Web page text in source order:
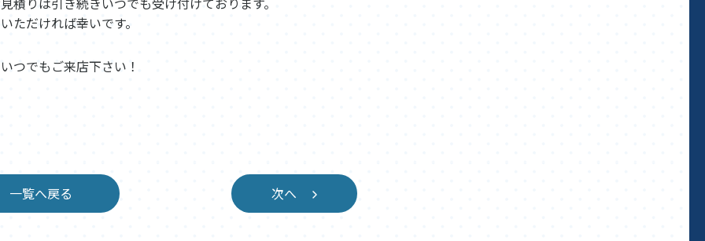
ただければ幸いです。
つでもご来店下さい！
一覧へ戻る 次へ